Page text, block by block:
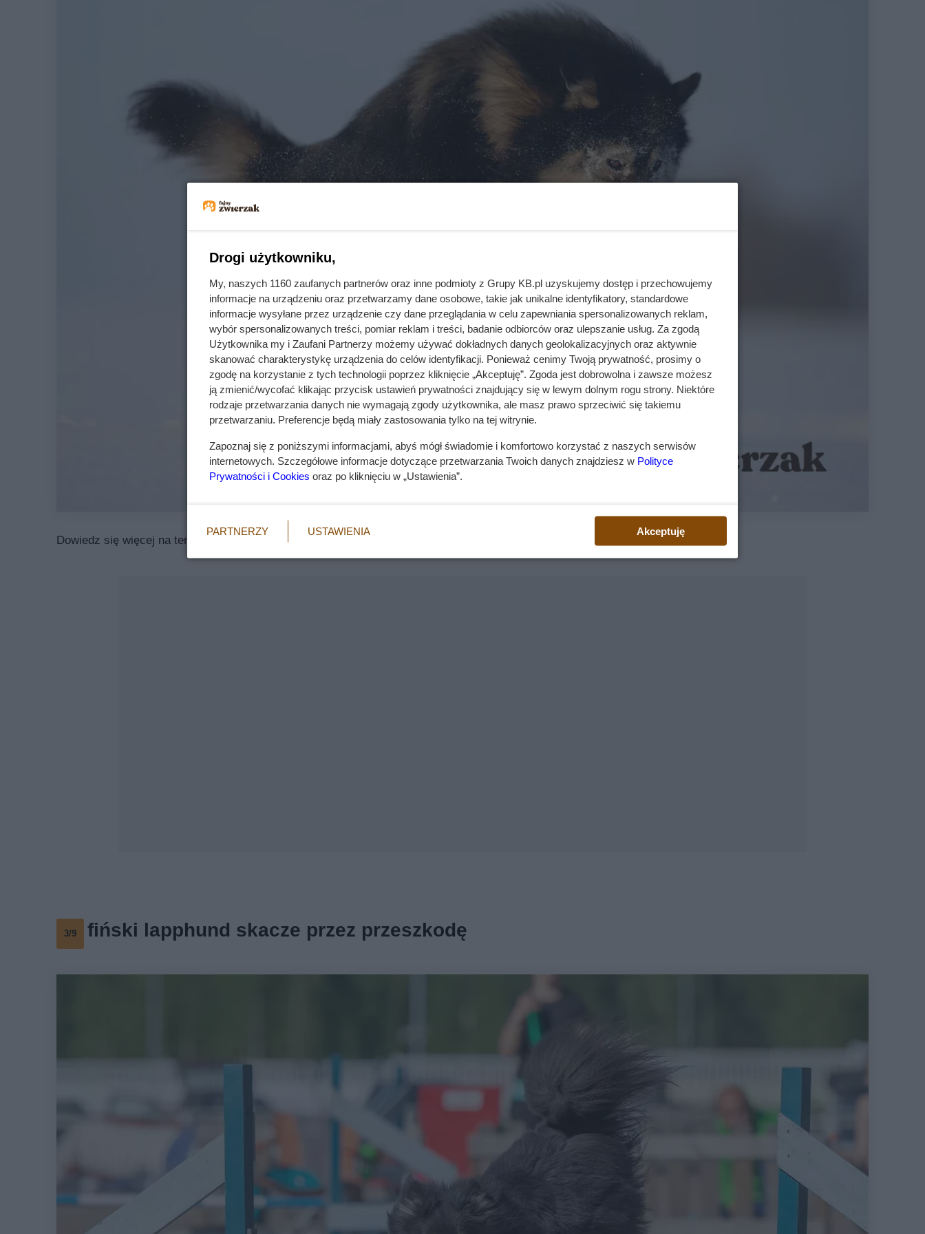
Dowiedz się więcej na temat fińskiego lapphunda
3/9 fiński lapphund skacze przez przeszkodę
Drogi użytkowniku,
My, naszych 1160 zaufanych partnerów oraz inne podmioty z Grupy KB.pl uzyskujemy dostęp i przechowujemy
informacje na urządzeniu oraz przetwarzamy dane osobowe, takie jak unikalne identyfikatory, standardowe
informacje wysyłane przez urządzenie czy dane przeglądania w celu zapewniania spersonalizowanych reklam,
wybór spersonalizowanych treści, pomiar reklam i treści, badanie odbiorców oraz ulepszanie usług. Za zgodą
Użytkownika my i Zaufani Partnerzy możemy używać dokładnych danych geolokalizacyjnych oraz aktywnie
skanować charakterystykę urządzenia do celów identyfikacji. Ponieważ cenimy Twoją prywatność, prosimy o
zgodę na korzystanie z tych technologii poprzez kliknięcie „Akceptuję”. Zgoda jest dobrowolna i zawsze możesz
ją zmienić/wycofać klikając przycisk ustawień prywatności znajdujący się w lewym dolnym rogu strony. Niektóre
rodzaje przetwarzania danych nie wymagają zgody użytkownika, ale masz prawo sprzeciwić się takiemu
przetwarzaniu. Preferencje będą miały zastosowania tylko na tej witrynie.
Zapoznaj się z poniższymi informacjami, abyś mógł świadomie i komfortowo korzystać z naszych serwisów
internetowych. Szczegółowe informacje dotyczące przetwarzania Twoich danych znajdziesz w Polityce
Prywatności i Cookies oraz po kliknięciu w „Ustawienia”.
PARTNERZY USTAWIENIA Akceptuję